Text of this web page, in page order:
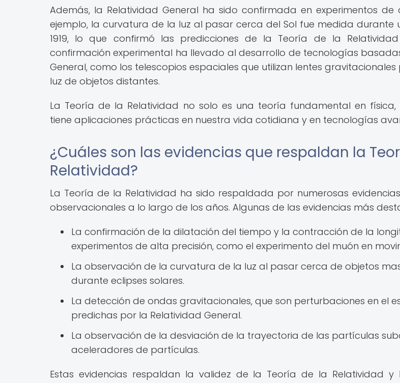
Además, la Relatividad General ha sido confirmada en experimentos de
ejemplo, la curvatura de la luz al pasar cerca del Sol fue medida durante
1919, lo que confirmó las predicciones de la Teoría de la Relatividad
confirmación experimental ha llevado al desarrollo de tecnologías
General, como los telescopios espaciales que utilizan lentes
luz de objetos distantes.
La Teoría de la Relatividad no solo es una teoría fundamental en física,
tiene aplicaciones prácticas en nuestra vida cotidiana y en tecnologías
¿Cuáles son las evidencias que respaldan la
Relatividad?
La Teoría de la Relatividad ha sido respaldada por numerosas
observacionales a lo largo de los años. Algunas de las evidencias más
La confirmación de la dilatación del tiempo y la contracción de la
experimentos de alta precisión, como el experimento del muón en
La observación de la curvatura de la luz al pasar cerca de objetos
durante eclipses solares.
La detección de ondas gravitacionales, que son perturbaciones en el
predichas por la Relatividad General.
La observación de la desviación de la trayectoria de las partículas
aceleradores de partículas.
Estas evidencias respaldan la validez de la Teoría de la Relatividad